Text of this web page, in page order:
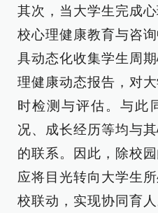
其次，当大学生完成
校心理健康教育与咨
具动态化收集学生周
理健康动态报告，对
时检测与评估。与此
况、成长经历等均与
的联系。因此，除校
应将目光转向大学生
校联动，实现协同育